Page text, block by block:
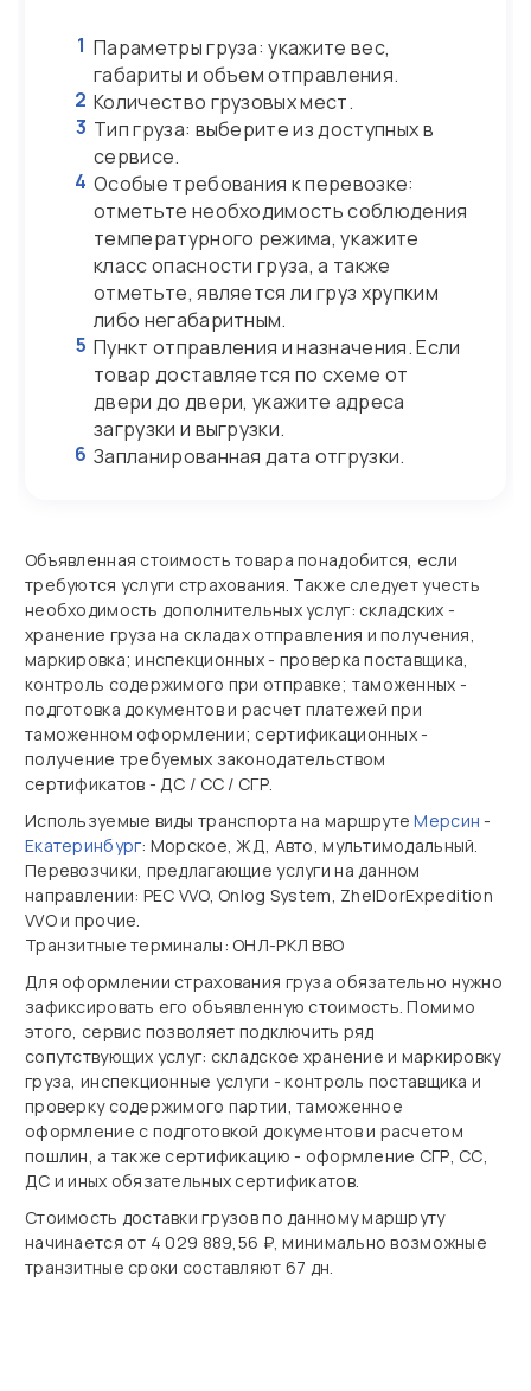
1 Параметры груза: укажите вес,
габариты и объем отправления.
2 Количество грузовых мест.
3 Тип груза: выберите из доступных в
сервисе.
4 Особые требования к перевозке:
отметьте необходимость соблюдения
температурного режима, укажите
класс опасности груза, а также
отметьте, является ли груз хрупким
либо негабаритным.
5 Пункт отправления и назначения. Если
товар доставляется по схеме от
двери до двери, укажите адреса
загрузки и выгрузки.
6 Запланированная дата отгрузки.
Объявленная стоимость товара понадобится, если
требуются услуги страхования. Также следует учесть
необходимость дополнительных услуг: складских -
хранение груза на складах отправления и получения,
маркировка; инспекционных - проверка поставщика,
контроль содержимого при отправке; таможенных -
подготовка документов и расчет платежей при
таможенном оформлении; сертификационных -
получение требуемых законодательством
сертификатов - ДС / СС / СГР.
Используемые виды транспорта на маршрутеМерсин -
Екатеринбург: Морское, ЖД, Авто, мультимодальный.
Перевозчики, предлагающие услуги на данном
направлении: PEC VVO, Onlog System, ZhelDorExpedition
VVO и прочие.
Транзитные терминалы: ОНЛ-РКЛ ВВО
Для оформлении страхования груза обязательно нужно
зафиксировать его объявленную стоимость. Помимо
этого, сервис позволяет подключить ряд
сопутствующих услуг: складское хранение и маркировку
груза, инспекционные услуги - контроль поставщика и
проверку содержимого партии, таможенное
оформление с подготовкой документов и расчетом
пошлин, а также сертификацию - оформление СГР, СС,
ДС и иных обязательных сертификатов.
Стоимость доставки грузов по данному маршруту
начинается от 4 029 889,56 ₽, минимально возможные
транзитные сроки составляют 67 дн.